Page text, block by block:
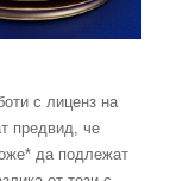
с лиценз на
предвид, че
да подлежат